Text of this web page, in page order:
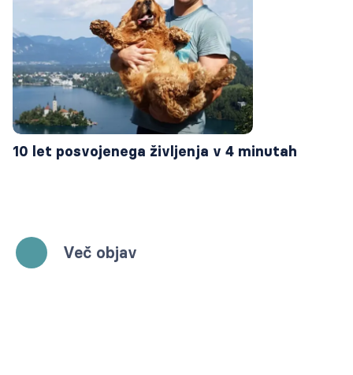
Več objav
10 let posvojenega življenja v 4 minutah